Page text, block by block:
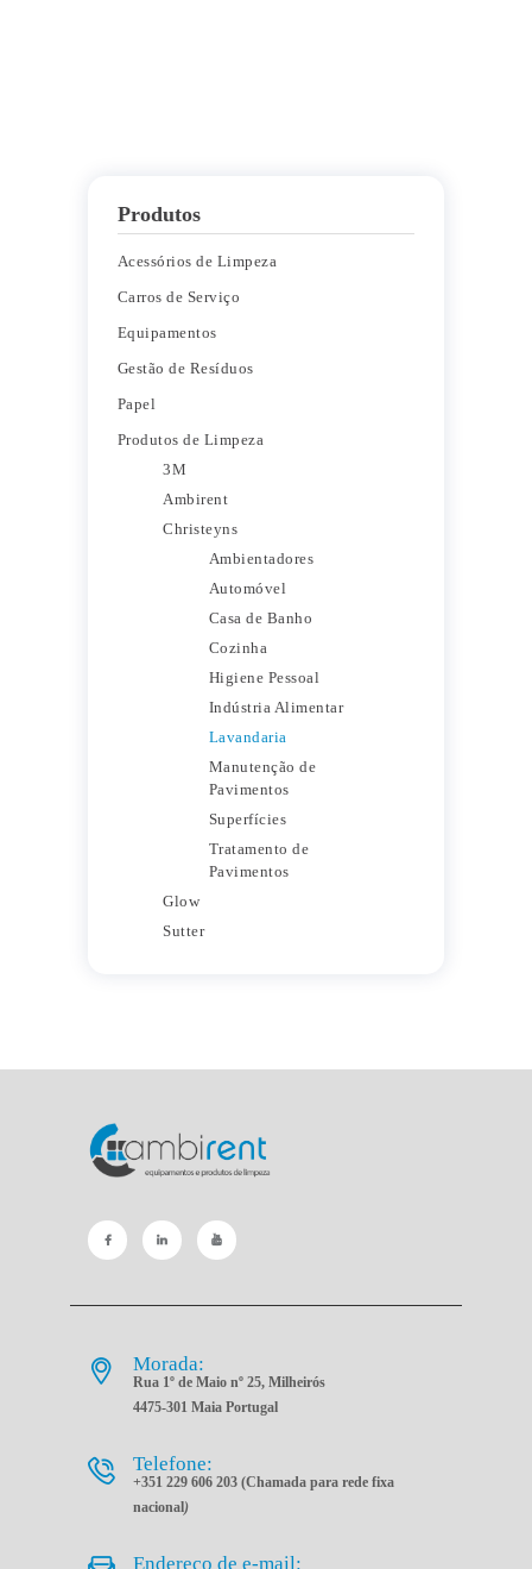
Produtos
Acessórios de Limpeza
Carros de Serviço
Equipamentos
Gestão de Resíduos
Papel
Produtos de Limpeza
3M
Ambirent
Christeyns
Ambientadores
Automóvel
Casa de Banho
Cozinha
Higiene Pessoal
Indústria Alimentar
Lavandaria
Manutenção de
Pavimentos
Superfícies
Tratamento de
Pavimentos
Glow
Sutter
Morada:
Rua 1º de Maio nº 25, Milheirós
4475-301 Maia Portugal
Telefone:
+351 229 606 203 (Chamada para rede fixa
nacional)
Endereço de e-mail: